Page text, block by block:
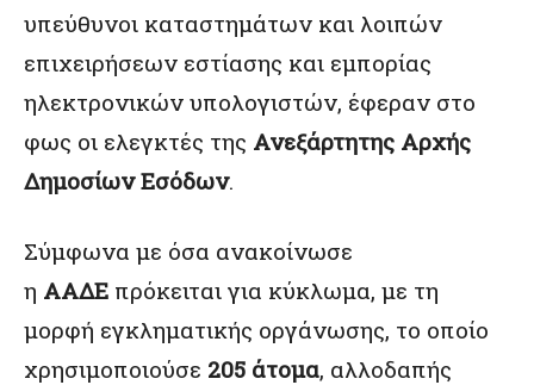
υπεύθυνοι καταστημάτων και λοιπών
επιχειρήσεων εστίασης και εμπορίας
ηλεκτρονικών υπολογιστών, έφεραν στο
φως οι ελεγκτές της Ανεξάρτητης Αρχής
Δημοσίων Εσόδων.
Σύμφωνα με όσα ανακοίνωσε
η ΑΑΔΕ πρόκειται για κύκλωμα, με τη
μορφή εγκληματικής οργάνωσης, το οποίο
χρησιμοποιούσε 205 άτομα, αλλοδαπής